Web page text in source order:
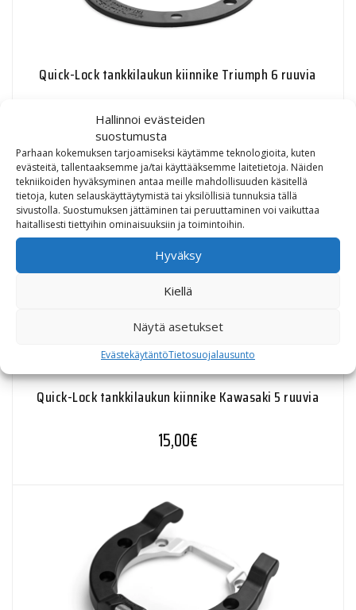
Hallinnoi evästeiden
suostumusta
Parhaan kokemuksen tarjoamiseksi käytämme teknologioita, kuten
evästeitä, tallentaaksemme ja/tai käyttääksemme laitetietoja. Näiden
tekniikoiden hyväksyminen antaa meille mahdollisuuden käsitellä
tietoja, kuten selauskäyttäytymistä tai yksilöllisiä tunnuksia tällä
sivustolla. Suostumuksen jättäminen tai peruuttaminen voi vaikuttaa
haitallisesti tiettyihin ominaisuuksiin ja toimintoihin.
Hyväksy
Kiellä
Näytä asetukset
EvästekäytäntöTietosuojalausunto
Quick-Lock tankkilaukun kiinnike Triumph 6 ruuvia
15,20€
Quick-Lock tankkilaukun kiinnike Kawasaki 5 ruuvia
15,00€